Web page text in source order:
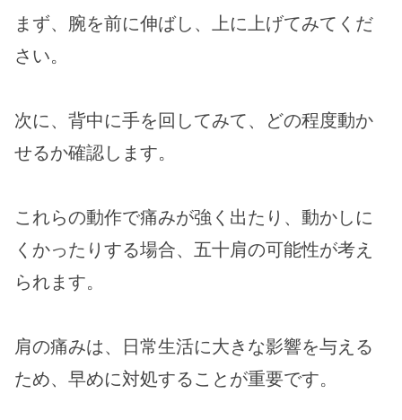
まず、腕を前に伸ばし、上に上げてみてくだ
さい。
次に、背中に手を回してみて、どの程度動か
せるか確認します。
これらの動作で痛みが強く出たり、動かしに
くかったりする場合、五十肩の可能性が考え
られます。
肩の痛みは、日常生活に大きな影響を与える
ため、早めに対処することが重要です。